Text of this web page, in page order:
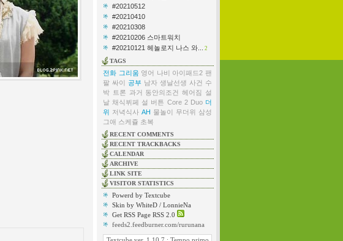
#20210512
#20210410
#20210308
#20210206 스마트워치
#20210121 헤놀로지 나스 와...
2
TAGS
전화 그리움 영어 나비 아이패드2 팬
팔 싸이 공부 남자 생날선생 사건 수
박 트론 과거 동안의조건 헤어짐
설
날 채식뷔페 설 버튼 Core 2 Duo 더
위 저녁식사 AH 물놀이 무더위 삼성
그애 스케쥴 초복
RECENT COMMENTS
RECENT TRACKBACKS
CALENDAR
ARCHIVE
LINK SITE
VISITOR STATISTICS
Powerd by Textcube
Skin by WhiteD / LonnieNa
Get RSS Page RSS 2.0
feeds2.feedburner.com/rurunana